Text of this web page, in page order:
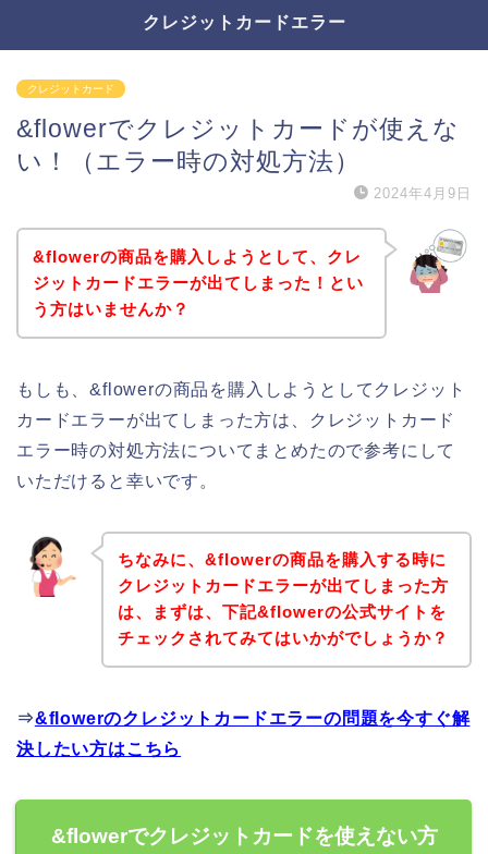
クレジットカードエラー
クレジットカード
&flowerでクレジットカードが使えな
い！（エラー時の対処方法）
2024年4月9日
&flowerの商品を購入しようとして、クレ
ジットカードエラーが出てしまった！とい
う方はいませんか？
もしも、&flowerの商品を購入しようとしてクレジット
カードエラーが出てしまった方は、クレジットカード
エラー時の対処方法についてまとめたので参考にして
いただけると幸いです。
ちなみに、&flowerの商品を購入する時に
クレジットカードエラーが出てしまった方
は、まずは、下記&flowerの公式サイトを
チェックされてみてはいかがでしょうか？
⇒&flowerのクレジットカードエラーの問題を今すぐ解
決したい方はこちら
&flowerでクレジットカードを使えない方